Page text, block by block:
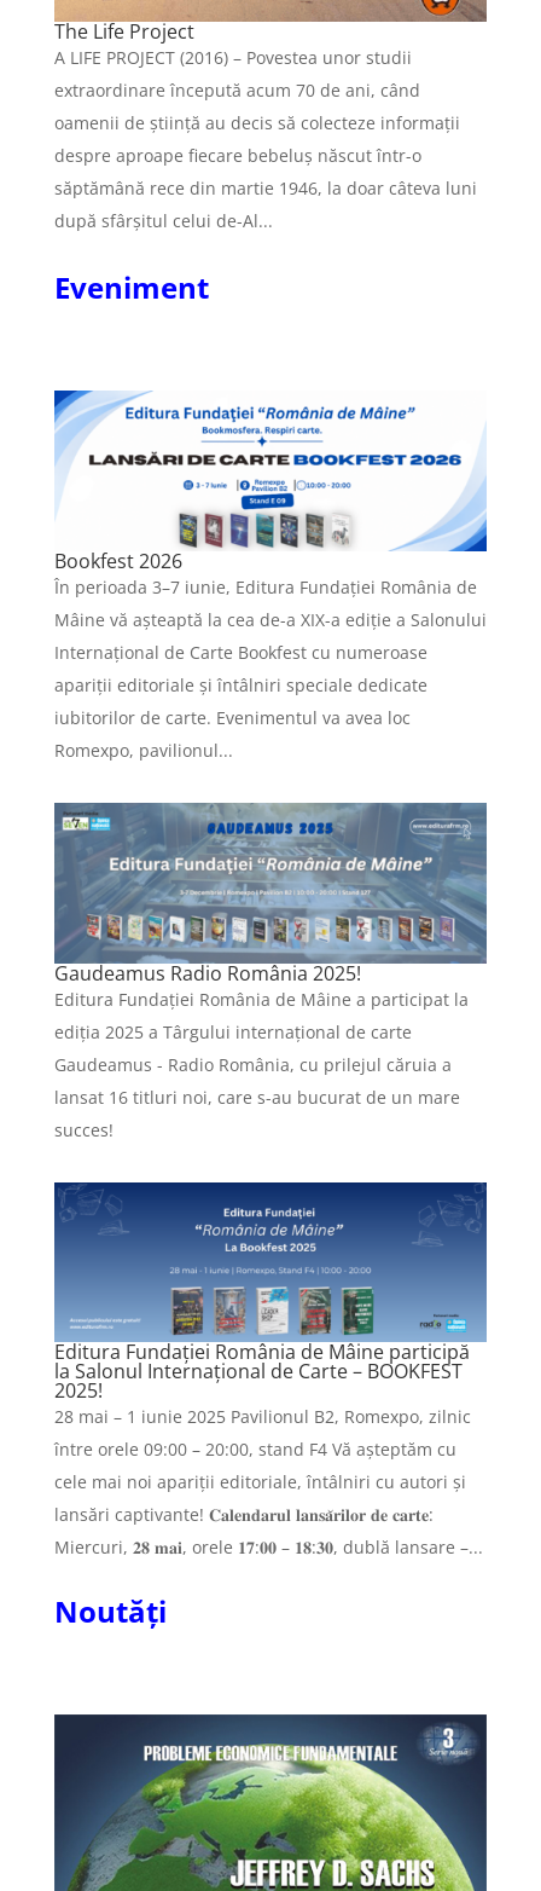
The Life Project
A LIFE PROJECT (2016) – Povestea unor studii
extraordinare începută acum 70 de ani, când
oamenii de știință au decis să colecteze informații
despre aproape fiecare bebeluș născut într-o
săptămână rece din martie 1946, la doar câteva luni
după sfârșitul celui de-Al...
Eveniment
Bookfest 2026
În perioada 3–7 iunie, Editura Fundaţiei România de
Mâine vă așteaptă la cea de-a XIX-a ediţie a Salonului
Internaţional de Carte Bookfest cu numeroase
apariții editoriale și întâlniri speciale dedicate
iubitorilor de carte. Evenimentul va avea loc
Romexpo, pavilionul...
Gaudeamus Radio România 2025!
Editura Fundației România de Mâine a participat la
ediția 2025 a Târgului internațional de carte
Gaudeamus - Radio România, cu prilejul căruia a
lansat 16 titluri noi, care s-au bucurat de un mare
succes!
Editura Fundației România de Mâine participă
la Salonul Internațional de Carte – BOOKFEST
2025!
28 mai – 1 iunie 2025 Pavilionul B2, Romexpo, zilnic
între orele 09:00 – 20:00, stand F4 Vă așteptăm cu
cele mai noi apariții editoriale, întâlniri cu autori și
lansări captivante! 𝐂𝐚𝐥𝐞𝐧𝐝𝐚𝐫𝐮𝐥 𝐥𝐚𝐧𝐬𝐚̆𝐫𝐢𝐥𝐨𝐫 𝐝𝐞 𝐜𝐚𝐫𝐭𝐞:
Miercuri, 𝟐𝟖 𝐦𝐚𝐢, orele 𝟏𝟕:𝟎𝟎 – 𝟏𝟖:𝟑𝟎, dublă lansare –...
Noutăți